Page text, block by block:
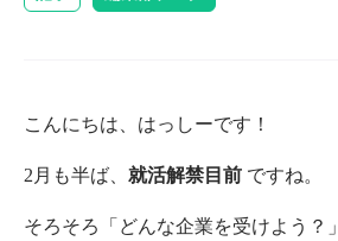
こんにちは、はっしーです！
2月も半ば、 就活解禁目前 ですね。
そろそろ「どんな企業を受けよう？